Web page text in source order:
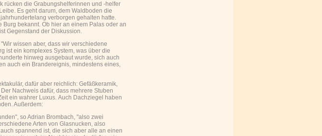
rücken die Grabungshelferinnen und -helfer
Es geht darum, dem Waldboden die
verborgen gehalten hatte.
Burg bekannt. Ob hier an einem Palas oder an
Gegenstand der Diskussion.
wissen aber, dass wir verschiedene
ist ein komplexes System, was über die
hinweg ausgebaut wurde, sich auch
auch ein Brandereignis, mindestens eines,
dafür aber reichlich: Gefäßkeramik,
Nachweis dafür, dass mehrere Stuben
ein wahrer Luxus. Auch Dachziegel haben
Außerdem:
so Adrian Brombach, "also zwei
Arten von Glasnucken, also
spannend ist, die sich aber alle an einen